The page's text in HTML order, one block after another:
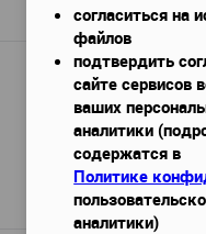
согласиться на
файлов
подтвердить
сайте сервисов
ваших
аналитики
содержатся в
Политике
аналитики)